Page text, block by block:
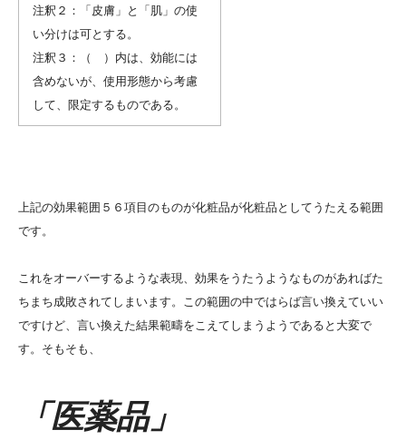
注釈２：「皮膚」と「肌」の使
い分けは可とする。
注釈３：（ ）内は、効能には
含めないが、使用形態から考慮
して、限定するものである。
上記の効果範囲５６項目のものが化粧品が化粧品としてうたえる範囲
です。
これをオーバーするような表現、効果をうたうようなものがあればた
ちまち成敗されてしまいます。この範囲の中ではらば言い換えていい
ですけど、言い換えた結果範疇をこえてしまうようであると大変で
す。そもそも、
「医薬品」